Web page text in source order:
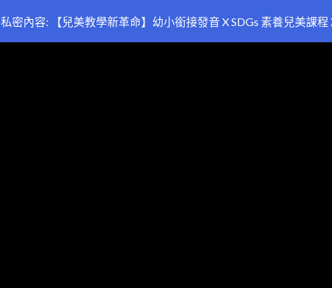
私密內容: 【兒美教學新革命】幼小銜接發音 X SDGs 素養兒美課程